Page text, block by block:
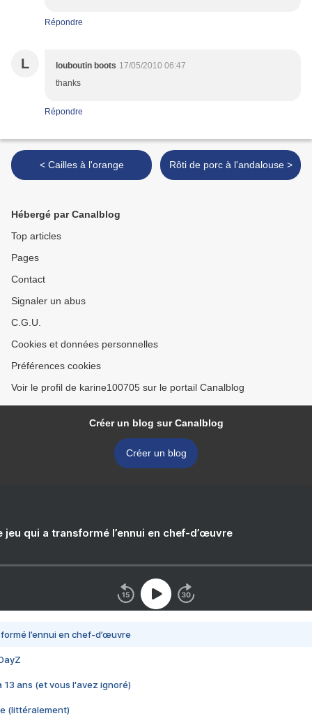
Répondre
L louboutin boots 17/05/2010 06:47
thanks
Répondre
< Cailles à l'orange Rôti de porc à l'andalouse >
Hébergé par Canalblog
Top articles
Pages
Contact
Signaler un abus
C.G.U.
Cookies et données personnelles
Préférences cookies
Voir le profil de karine100705 sur le portail Canalblog
Créer un blog sur Canalblog
Créer un blog
jeu qui a transformé l’ennui en chef-d’œuvre
l’ennui en chef-d’œuvre
13 ans (et vous l'avez ignoré)
(littéralement)